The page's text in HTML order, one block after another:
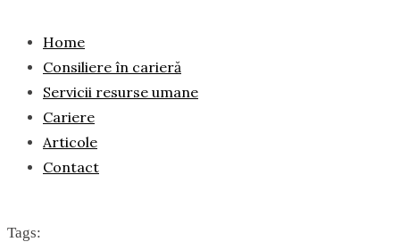
Home
Consiliere în carieră
Servicii resurse umane
Cariere
Articole
Contact
Tags: